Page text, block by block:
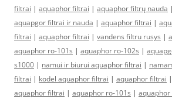
filtrai | aquaphor filtrai | aquaphor filtrų nauda |
aquapgor filtrai ir nauda | aquaphor filtrai |
filtrai | aquaphor filtrai | vandens filtru rusys |
aquaphor ro-101s | aquaphor ro-102s |
s1000 | namui ir biurui aquaphor filtrai |
filtrai | kodel aquaphor filtrai | aquaphor filtrai |
aquaphor filtrai | aquaphor ro-101s | aquaphor